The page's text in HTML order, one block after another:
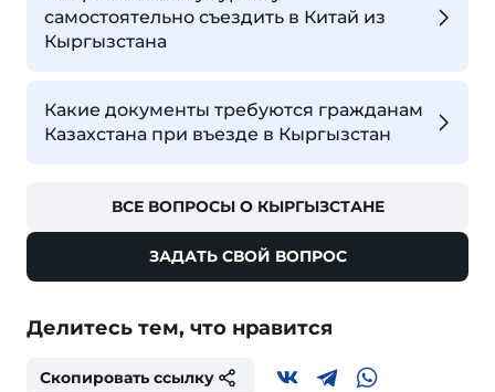
самостоятельно съездить в Китай из
Кыргызстана
Какие документы требуются гражданам
Казахстана при въезде в Кыргызстан
ВСЕ ВОПРОСЫ О КЫРГЫЗСТАНЕ
ЗАДАТЬ СВОЙ ВОПРОС
Делитесь тем, что нравится
Скопировать ссылку